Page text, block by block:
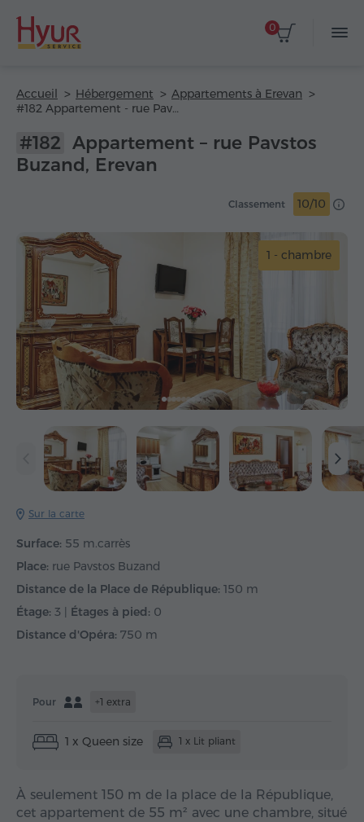
0
Accueil Hébergement
Appartements à Erevan
#182 Appartement - rue Pavstos Buzand
#182 Appartement – rue Pavstos
Buzand, Erevan
Classement 10/10
1 - chambre
Sur la carte
Surface: 55 m.carrès
Place: rue Pavstos Buzand
Distance de la Place de République: 150 m
Étage: 3 | Étages à pied: 0
Distance d'Opéra: 750 m
Pour +1 extra
1 x Queen size 1 x Lit pliant
À seulement 150 m de la place de la République,
cet appartement de 55 m² avec une chambre, situé